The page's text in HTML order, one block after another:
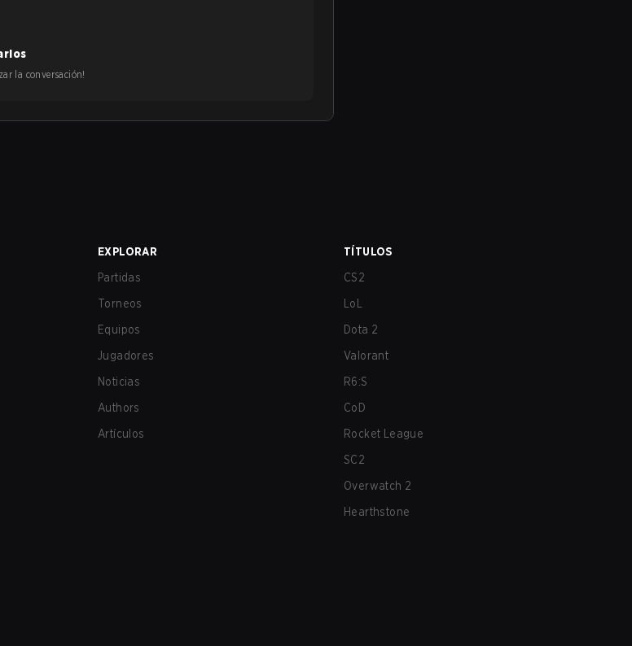
la conversación!
EXPLORAR
Partidas
Torneos
Equipos
Jugadores
Noticias
Authors
Artículos
TÍTULOS
CS2
LoL
Dota 2
Valorant
R6:S
CoD
Rocket League
SC2
Overwatch 2
Hearthstone